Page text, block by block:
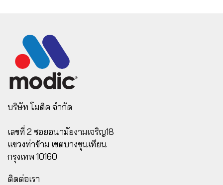
บริษัท โมดิค จำกัด
เลขที่ 2 ซอยอนามัยงามเจริญ18
แขวงท่าข้าม เขตบางขุนเทียน
กรุงเทพ 10160
ติดต่อเรา